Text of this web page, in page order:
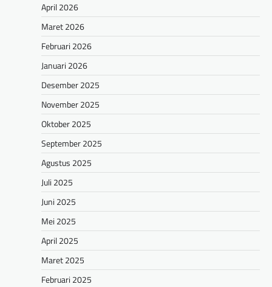
April 2026
Maret 2026
Februari 2026
Januari 2026
Desember 2025
November 2025
Oktober 2025
September 2025
Agustus 2025
Juli 2025
Juni 2025
Mei 2025
April 2025
Maret 2025
Februari 2025